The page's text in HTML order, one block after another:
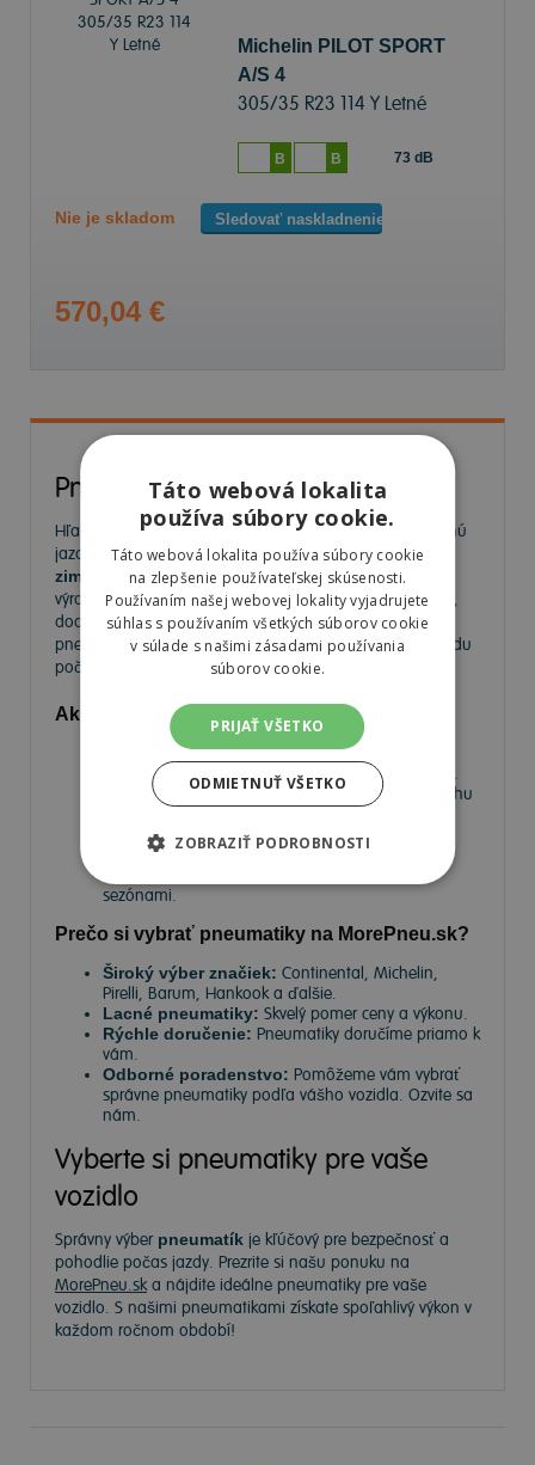
Michelin PILOT SPORT
A/S 4
305/35 R23 114 Y Letné
B B 73 dB
Nie je skladom Sledovať naskladnenie
570,04 €
Pneumatiky
Hľadáte kvalitnépneumatikypre bezpečnú a komfortnú
jazdu? NaMorePneu.sknájdete široký výber letných,
zimných a celoročných pneumatíkod popredných
výrobcov. Ponúkame pneumatiky pre osobné autá, SUV,
dodávky aj úžitkové vozidlá. Vyberte si spoľahlivé
pneumatiky za výhodné ceny a užívajte si bezpečnú jazdu
počas celého roka.
Aké pneumatiky nájdete v našej ponuke?
Letné pneumatiky– Ideálne na horúce mesiace,
poskytujú výbornú priľnavosť a nízky valivý odpor.
Zimné pneumatiky– Navrhnuté pre jazdu na snehu
priľnavosťou.
Celoročné pneumatiky – Univerzálne riešenie pre
vodičov, ktorí nechcú meniť pneumatiky medzi
sezónami.
Prečo si vybrať pneumatiky na MorePneu.sk?
Široký výber značiek: Continental, Michelin,
Pirelli, Barum, Hankook a ďalšie.
Lacné pneumatiky: Skvelý pomer ceny a výkonu.
Rýchle doručenie: Pneumatiky doručíme priamo k
vám.
Odborné poradenstvo: Pomôžeme vám vybrať
správne pneumatiky podľa vášho vozidla. Ozvite sa
nám.
Vyberte si pneumatiky pre vaše
vozidlo
Správny výber pneumatík je kľúčový pre bezpečnosť a
pohodlie počas jazdy. Prezrite si našu ponuku na
MorePneu.ska nájdite ideálne pneumatiky pre vaše
vozidlo. S našimi pneumatikami získate spoľahlivý výkon v
každom ročnom období!
Táto webová lokalita
používa súbory cookie.
Táto webová lokalita používa súbory cookie
na zlepšenie používateľskej skúsenosti.
Používaním našej webovej lokality vyjadrujete
súhlas s používaním všetkých súborov cookie
v súlade s našimi zásadami používania
súborov cookie.
PRIJAŤ VŠETKO
ODMIETNUŤ VŠETKO
ZOBRAZIŤ PODROBNOSTI